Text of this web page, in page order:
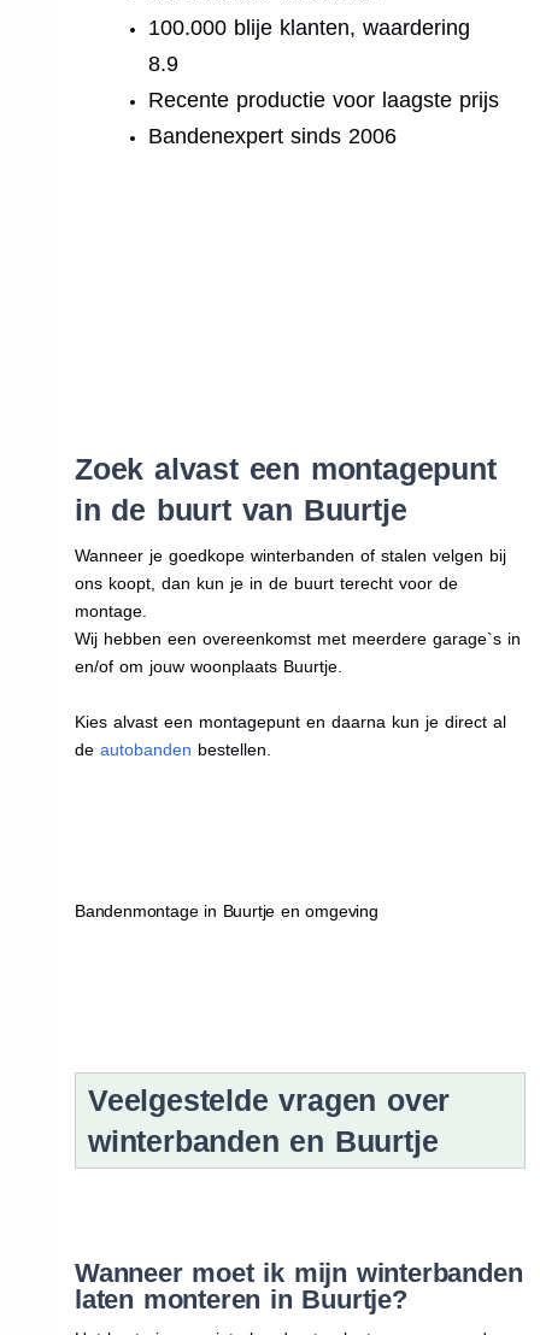
100.000 blije klanten, waardering
8.9
Recente productie voor laagste prijs
Bandenexpert sinds 2006
Zoek alvast een montagepunt
in de buurt van Buurtje
Wanneer je goedkope winterbanden of stalen velgen bij
ons koopt, dan kun je in de buurt terecht voor de
montage.
Wij hebben een overeenkomst met meerdere garage`s in
en/of om jouw woonplaats Buurtje.
Kies alvast een montagepunt en daarna kun je direct al
de autobanden bestellen.
Bandenmontage in Buurtje en omgeving
Veelgestelde vragen over
winterbanden en Buurtje
Wanneer moet ik mijn winterbanden
laten monteren in Buurtje?